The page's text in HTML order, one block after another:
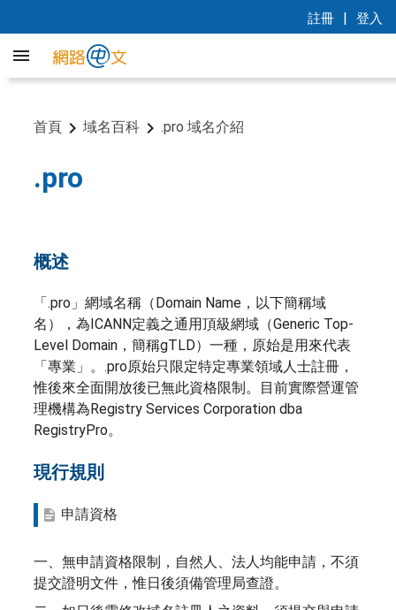
註冊 | 登入
首頁 域名百科 .pro 域名介紹
.pro
概述
「.pro」網域名稱（Domain Name，以下簡稱域
名），為ICANN定義之通用頂級網域（Generic Top-
Level Domain，簡稱gTLD）一種，原始是用來代表
「專業」。.pro原始只限定特定專業領域人士註冊，
惟後來全面開放後已無此資格限制。目前實際營運管
理機構為Registry Services Corporation dba
RegistryPro。
現行規則
申請資格
一、無申請資格限制，自然人、法人均能申請，不須
提交證明文件，惟日後須備管理局查證。